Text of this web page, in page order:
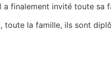
a finalement invité toute sa
toute la famille, ils sont